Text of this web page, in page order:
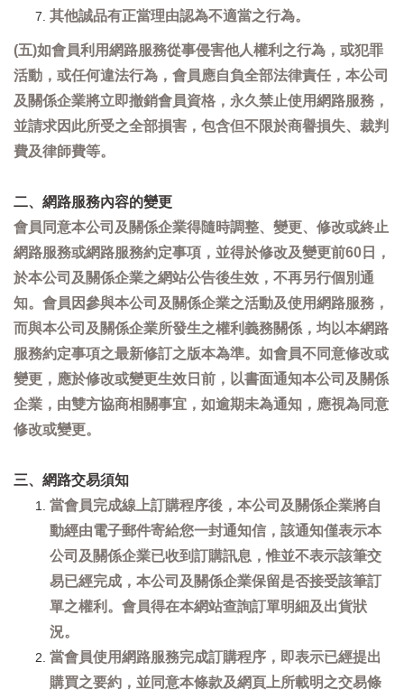
其他誠品有正當理由認為不適當之行為。
(五)如會員利用網路服務從事侵害他人權利之行為，或犯罪
活動，或任何違法行為，會員應自負全部法律責任，本公司
及關係企業將立即撤銷會員資格，永久禁止使用網路服務，
並請求因此所受之全部損害，包含但不限於商譽損失、裁判
費及律師費等。
二、網路服務內容的變更
會員同意本公司及關係企業得隨時調整、變更、修改或終止
網路服務或網路服務約定事項，並得於修改及變更前60日，
於本公司及關係企業之網站公告後生效，不再另行個別通
知。會員因參與本公司及關係企業之活動及使用網路服務，
而與本公司及關係企業所發生之權利義務關係，均以本網路
服務約定事項之最新修訂之版本為準。如會員不同意修改或
變更，應於修改或變更生效日前，以書面通知本公司及關係
企業，由雙方協商相關事宜，如逾期未為通知，應視為同意
修改或變更。
三、網路交易須知
當會員完成線上訂購程序後，本公司及關係企業將自
動經由電子郵件寄給您一封通知信，該通知僅表示本
公司及關係企業已收到訂購訊息，惟並不表示該筆交
易已經完成，本公司及關係企業保留是否接受該筆訂
單之權利。會員得在本網站查詢訂單明細及出貨狀
況。
當會員使用網路服務完成訂購程序，即表示已經提出
購買之要約，並同意本條款及網頁上所載明之交易條